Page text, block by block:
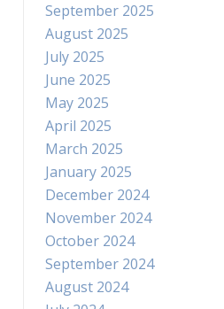
September 2025
August 2025
July 2025
June 2025
May 2025
April 2025
March 2025
January 2025
December 2024
November 2024
October 2024
September 2024
August 2024